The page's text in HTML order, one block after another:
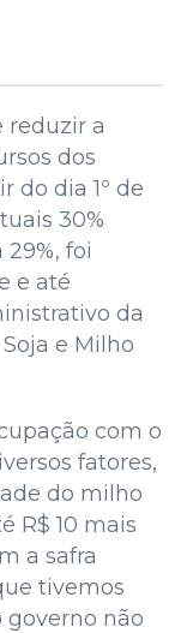
reduzir a
dos
do dia 1º de
30%
foi
e até
da
e Milho
com o
fatores,
do milho
R$ 10 mais
a safra
tivemos
governo não